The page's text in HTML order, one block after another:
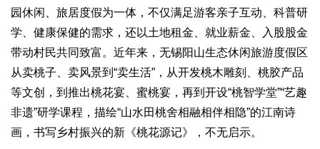
园休闲、旅居度假为一体，不仅满足游客亲子互动、科普研
学、健康保健的需求，还以土地租金、就业薪金、入股股金
带动村民共同致富。近年来，无锡阳山生态休闲旅游度假区
从卖桃子、卖风景到“卖生活”，从开发桃木雕刻、桃胶产品
等文创，到推出桃花宴、蜜桃宴，再到开设“桃智学堂”“艺趣
非遗”研学课程，描绘“山水田桃舍相融相伴相隐”的江南诗
画，书写乡村振兴的新《桃花源记》，不无启示。